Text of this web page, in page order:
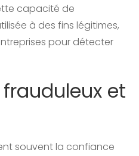
capacité de
à des fins légitimes,
pour détecter
et
souvent la confiance